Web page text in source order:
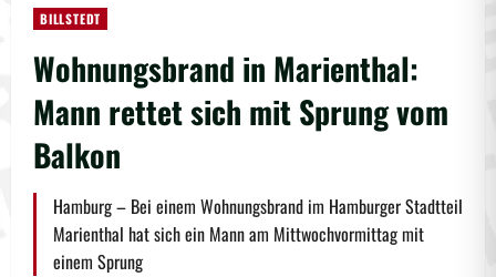
BILLSTEDT
Wohnungsbrand in Marienthal:
Mann rettet sich mit Sprung vom
Balkon
Hamburg – Bei einem Wohnungsbrand im Hamburger Stadtteil
Marienthal hat sich ein Mann am Mittwochvormittag mit
einem Sprung